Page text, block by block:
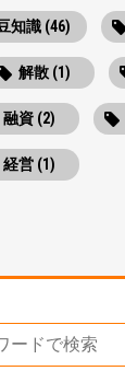
知識 (46)
解散 (1)
融資 (2)
経営 (1)